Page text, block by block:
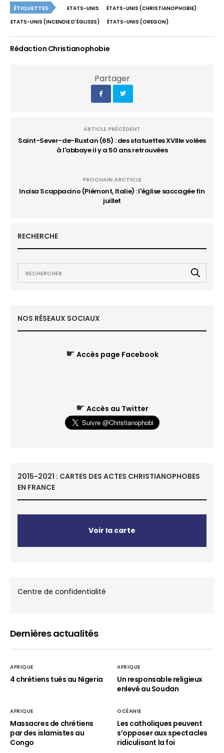
ÉTIQUETTES ETATS-UNIS
ÉTATS-UNIS (CHRISTIANOPHOBIE)
ETATS-UNIS (INCENDIE D'ÉGLISES)
ÉTATS-UNIS (OREGON)
Rédaction Christianophobie
Partager
ARTICLE PRÉCÉDENT
Saint-Sever-de-Rustan (65) : des statuettes XVIIIe volées
à l'abbaye il y a 50 ans retrouvées
PROCHAIN ARCTICLE
Incisa Scappacino (Piémont, Italie) : l'église saccagée fin
juillet
RECHERCHE
NOS RÉSEAUX SOCIAUX
☛ Accès page Facebook
☛ Accès au Twitter
2015-2021 : CARTES DES ACTES CHRISTIANOPHOBES
EN FRANCE
Voir la carte
Centre de confidentialité
Dernières actualités
AFRIQUE
4 chrétiens tués au Nigeria
AFRIQUE
Un responsable religieux
enlevé au Soudan
AFRIQUE
Massacres de chrétiens
par des islamistes au
Congo
OCÉANIE
Les catholiques peuvent
s’opposer aux spectacles
ridiculisant la foi